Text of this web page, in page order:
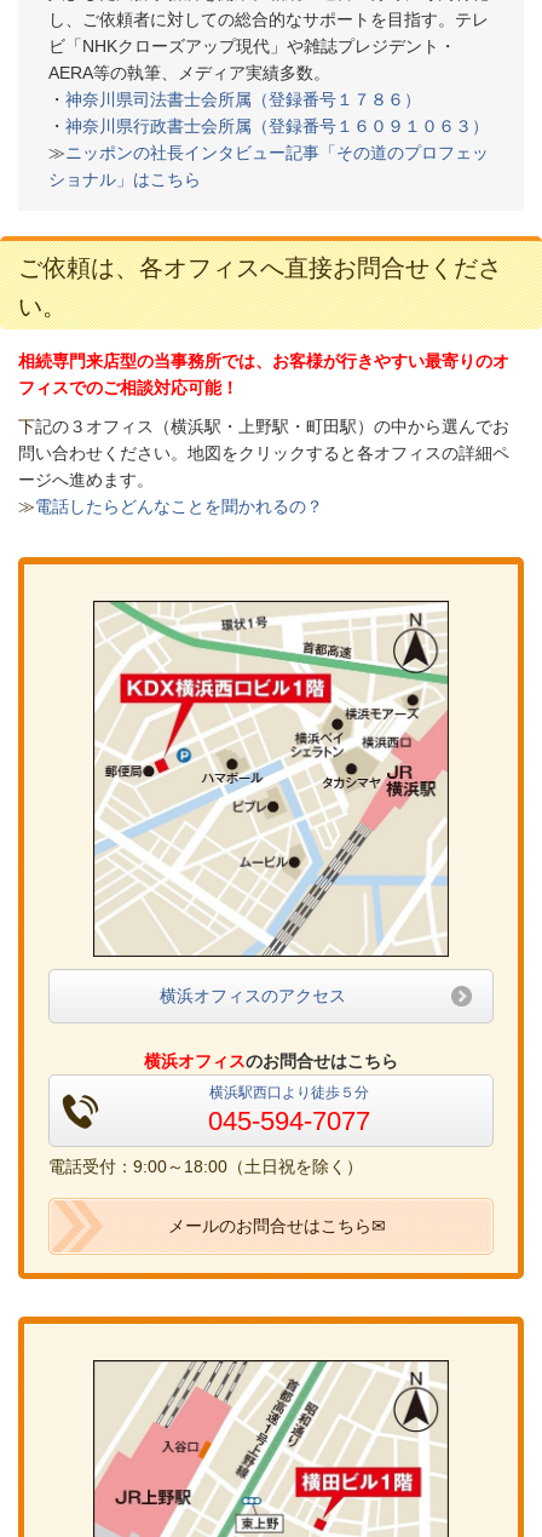
し、ご依頼者に対しての総合的なサポートを目指す。テレ
ビ「NHKクローズアップ現代」や雑誌プレジデント・
AERA等の執筆、メディア実績多数。
・ 神奈川県司法書士会所属（登録番号１７８６）
・ 神奈川県行政書士会所属（登録番号１６０９１０６３）
≫ニッポンの社長インタビュー記事「その道のプロフェッ
ショナル」はこちら
ご依頼は、各オフィスへ直接お問合せくださ
い。
相続専門来店型の当事務所では、お客様が行きやすい最寄りのオ
フィスでのご相談対応可能！
下記の３オフィス（横浜駅・上野駅・町田駅）の中から選んでお
問い合わせください。 地図をクリックすると各オフィスの詳細ペ
ージへ進めます。
≫電話したらどんなことを聞かれるの？
横浜オフィスのアクセス
横浜オフィスのお問合せはこちら
横浜駅西口より徒歩５分
045-594-7077
電話受付：9:00～18:00（土日祝を除く）
メールのお問合せはこちら✉